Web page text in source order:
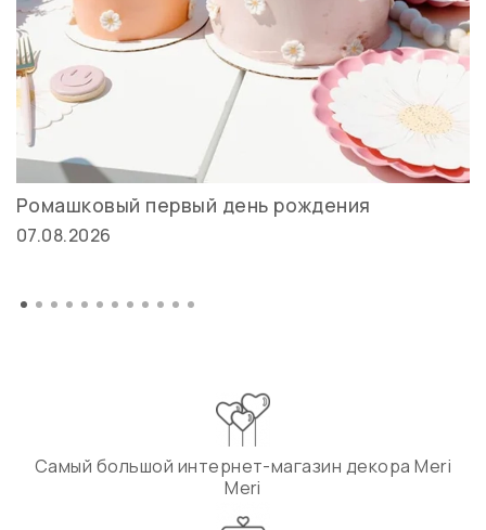
Ромашковый первый день рождения
07.08.2026
Самый большой интернет-магазин декора Meri
Meri